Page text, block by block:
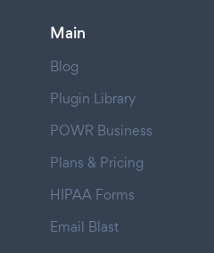
Main
Blog
Plugin Library
POWR Business
Plans & Pricing
HIPAA Forms
Email Blast